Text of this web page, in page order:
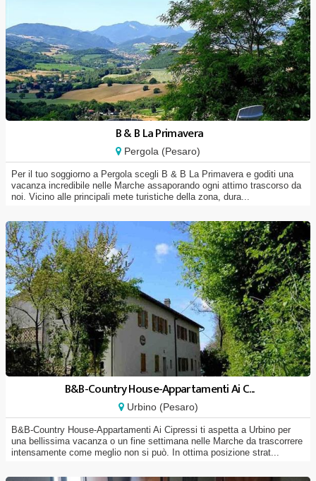
B & B La Primavera
Pergola (Pesaro)
Per il tuo soggiorno a Pergola scegli B & B La Primavera e goditi una
vacanza incredibile nelle Marche assaporando ogni attimo trascorso da
noi. Vicino alle principali mete turistiche della zona, dura...
B&B-Country House-Appartamenti Ai C...
Urbino (Pesaro)
B&B-Country House-Appartamenti Ai Cipressi ti aspetta a Urbino per
una bellissima vacanza o un fine settimana nelle Marche da trascorrere
intensamente come meglio non si può. In ottima posizione strat...